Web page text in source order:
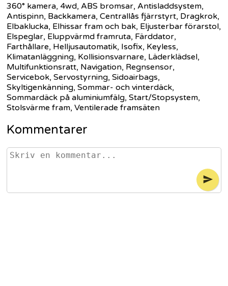
360° kamera, 4wd, ABS bromsar, Antisladdsystem,
Antispinn, Backkamera, Centrallås fjärrstyrt, Dragkrok,
Elbaklucka, Elhissar fram och bak, Eljusterbar förarstol,
Elspeglar, Eluppvärmd framruta, Färddator,
Farthållare, Helljusautomatik, Isofix, Keyless,
Klimatanläggning, Kollisionsvarnare, Läderklädsel,
Multifunktionsratt, Navigation, Regnsensor,
Servicebok, Servostyrning, Sidoairbags,
Skyltigenkänning, Sommar- och vinterdäck,
Sommardäck på aluminiumfälg, Start/Stopsystem,
Stolsvärme fram, Ventilerade framsäten
Kommentarer